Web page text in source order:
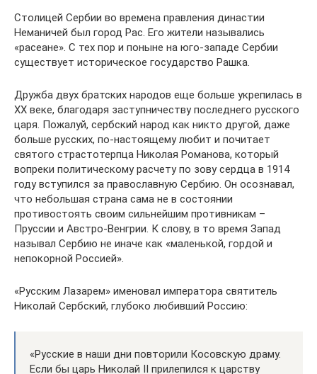
Столицей Сербии во времена правления династии
Неманичей был город Рас. Его жители назывались
«расеане». С тех пор и поныне на юго-западе Сербии
существует историческое государство Рашка.
Дружба двух братских народов еще больше укрепилась в
ХХ веке, благодаря заступничеству последнего русского
царя. Пожалуй, сербский народ как никто другой, даже
больше русских, по-настоящему любит и почитает
святого страстотерпца Николая Романова, который
вопреки политическому расчету по зову сердца в 1914
году вступился за православную Сербию. Он осознавал,
что небольшая страна сама не в состоянии
противостоять своим сильнейшим противникам –
Пруссии и Австро-Венгрии. К слову, в то время Запад
называл Сербию не иначе как «маленькой, гордой и
непокорной Россией».
«Русским Лазарем» именовал императора святитель
Николай Сербский, глубоко любивший Россию:
«Русские в наши дни повторили Косовскую драму.
Если бы царь Николай II прилепился к царству